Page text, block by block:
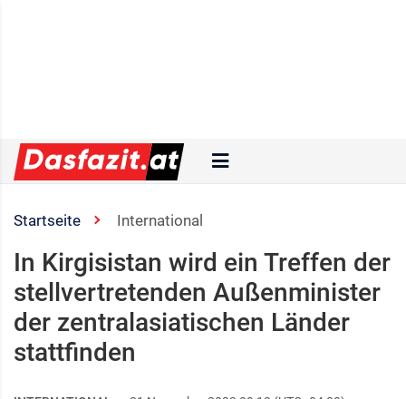
Startseite International
In Kirgisistan wird ein Treffen der
stellvertretenden Außenminister
der zentralasiatischen Länder
stattfinden